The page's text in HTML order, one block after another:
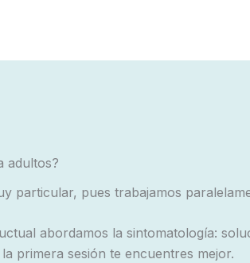
adultos?
particular, pues trabajamos
abordamos la sintomatología:
primera sesión te encuentres mejor.